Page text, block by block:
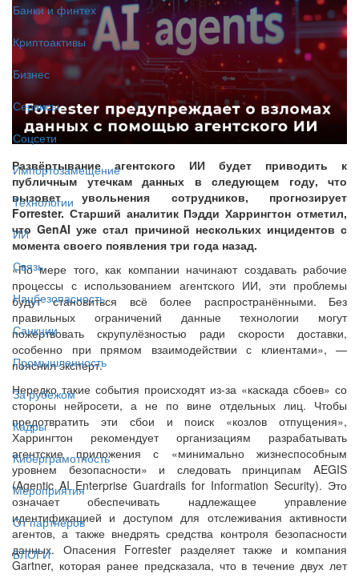
Банки и финтех
Криптоактивы
Бизнес
Сервисы
Соцсети
Импортозамещение
Технологии
ИИ
Связь
Нацбезопасность
Санкции
Промышленность
За рубежом
Кадры
Киберграмотность
Мероприятия
От партнёров
БЛОГИ
Развёртывание агентского ИИ будет приводить к
публичным утечкам данных в следующем году, что
вызовет увольнения сотрудников, прогнозирует
Forrester. Старший аналитик Пэдди Харрингтон отметил,
что GenAI уже стал причиной нескольких инцидентов с
момента своего появления три года назад.
«По мере того, как компании начинают создавать рабочие
процессы с использованием агентского ИИ, эти проблемы
будут становиться всё более распространёнными. Без
правильных ограничений данные технологии могут
пожертвовать скрупулёзностью ради скорости доставки,
особенно при прямом взаимодействии с клиентами», —
пояснил эксперт.
Нередко такие события происходят из-за «каскада сбоев» со
стороны нейросети, а не по вине отдельных лиц. Чтобы
предотвратить эти сбои и поиск «козлов отпущения»,
Харрингтон рекомендует организациям разрабатывать
агентские приложения с «минимально жизнеспособным
уровнем безопасности» и следовать принципам AEGIS
(Agentic AI Enterprise Guardrails for Information Security). Это
означает обеспечивать надлежащее управление
идентификацией и доступом для отслеживания активности
агентов, а также внедрять средства контроля безопасности
данных. Опасения Forrester разделяет также и компания
Gartner, которая ранее предсказала, что в течение двух лет